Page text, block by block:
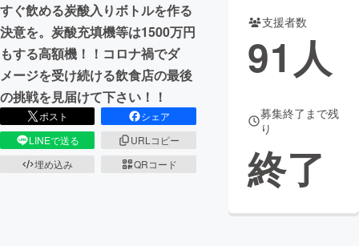
すぐ飲める炭酸入りボトルを作る
決意を。炭酸充填機等は1500万円
もする高額機！！コロナ禍でダ
メージを受け続ける飲食店の最後
の挑戦を見届けて下さい！！
ポスト
シェア
LINEで送る
URLコピー
埋め込み
QRコード
支援者数
91 人
募集終了まで残
り
終了